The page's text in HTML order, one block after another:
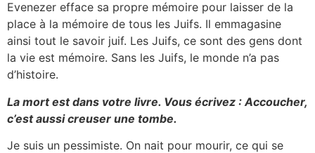
Evenezer efface sa propre mémoire pour laisser de la
place à la mémoire de tous les Juifs. Il emmagasine
ainsi tout le savoir juif. Les Juifs, ce sont des gens dont
la vie est mémoire. Sans les Juifs, le monde n’a pas
d’histoire.
La mort est dans votre livre. Vous écrivez : Accoucher,
c’est aussi creuser une tombe.
Je suis un pessimiste. On nait pour mourir, ce qui se